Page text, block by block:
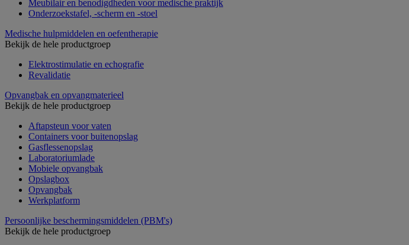
Meubilair en benodigdheden voor medische praktijk
Onderzoekstafel, -scherm en -stoel
Medische hulpmiddelen en oefentherapie
Bekijk de hele productgroep
Elektrostimulatie en echografie
Revalidatie
Opvangbak en opvangmaterieel
Bekijk de hele productgroep
Aftapsteun voor vaten
Containers voor buitenopslag
Gasflessenopslag
Laboratoriumlade
Mobiele opvangbak
Opslagbox
Opvangbak
Werkplatform
Persoonlijke beschermingsmiddelen (PBM's)
Bekijk de hele productgroep